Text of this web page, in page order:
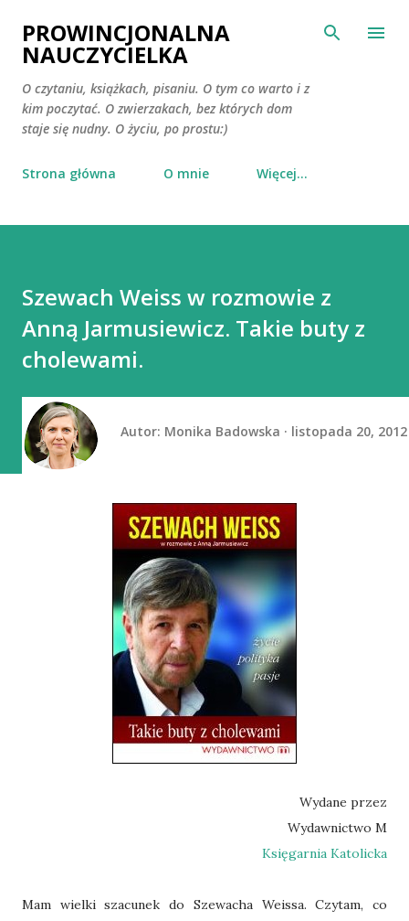
Przejdź do głównej zawartości
PROWINCJONALNA
NAUCZYCIELKA
O czytaniu, książkach, pisaniu. O tym co warto i z
kim poczytać. O zwierzakach, bez których dom
staje się nudny. O życiu, po prostu:)
Strona główna O mnie Więcej…
Szewach Weiss w rozmowie z
Anną Jarmusiewicz. Takie buty z
cholewami.
Autor: Monika Badowska listopada 20, 2012
Wydane przez
Wydawnictwo M
Księgarnia Katolicka
Mam wielki szacunek do Szewacha Weissa. Czytam, co